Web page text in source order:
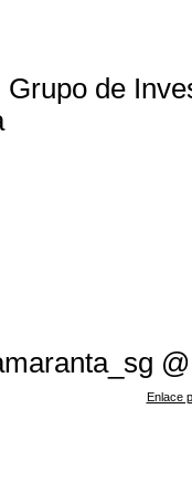
Grupo de
@
Enlace